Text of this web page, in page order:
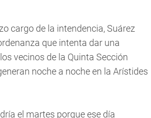
cargo de la intendencia, Suárez
que intenta dar una
vecinos de la Quinta Sección
noche a noche en la Arístides
el martes porque ese día